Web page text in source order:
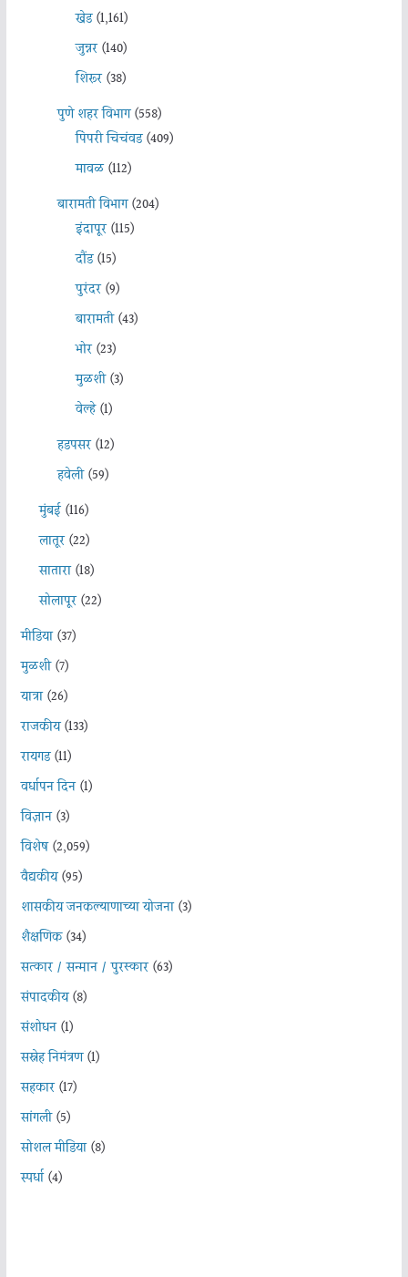
खेड(1,161)
जुन्नर(140)
शिरूर(38)
पुणे शहर विभाग(558)
पिंपरी चिचंवड(409)
मावळ(112)
बारामती विभाग(204)
इंदापूर(115)
दौंड(15)
पुरंदर(9)
बारामती(43)
भोर(23)
मुळशी(3)
वेल्हे(1)
हडपसर(12)
हवेली(59)
मुंबई(116)
लातूर(22)
सातारा(18)
सोलापूर(22)
मीडिया(37)
मुळशी(7)
यात्रा(26)
राजकीय(133)
रायगड(11)
वर्धापन दिन(1)
विज्ञान(3)
विशेष(2,059)
वैद्यकीय(95)
शासकीय जनकल्याणाच्या योजना(3)
शैक्षणिक(34)
सत्कार / सन्मान / पुरस्कार(63)
संपादकीय(8)
संशोधन(1)
सस्नेह निमंत्रण(1)
सहकार(17)
सांगली(5)
सोशल मीडिया(8)
स्पर्धा(4)